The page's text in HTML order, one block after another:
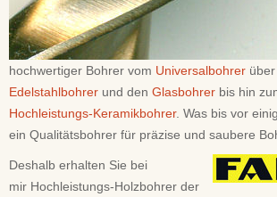
hochwertiger Bohrer vom Universalbohrer
Edelstahlbohrer und den Glasbohrer bis hin
Hochleistungs-Keramikbohrer. Was bis vor
ein Qualitätsbohrer für präzise und saubere
Deshalb erhalten Sie bei
mir Hochleistungs-Holzbohrer der